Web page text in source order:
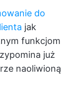
do
jak
funkcjom
już
naoliwioną